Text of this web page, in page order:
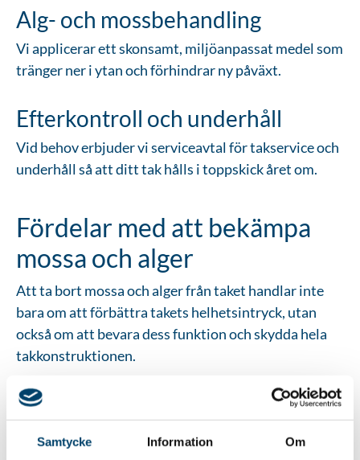
Samtycke Information Om
Alg- och mossbehandling
Vi applicerar ett skonsamt, miljöanpassat medel som
tränger ner i ytan och förhindrar ny påväxt.
Efterkontroll och underhåll
Vid behov erbjuder vi serviceavtal för takservice och
underhåll så att ditt tak hålls i toppskick året om.
Fördelar med att bekämpa
mossa och alger
Att ta bort mossa och alger från taket handlar inte
bara om att förbättra takets helhetsintryck, utan
också om att bevara dess funktion och skydda hela
takkonstruktionen.
När växtlighet får fäste binder den fukt som med
Genom regelbunden algbehandling och